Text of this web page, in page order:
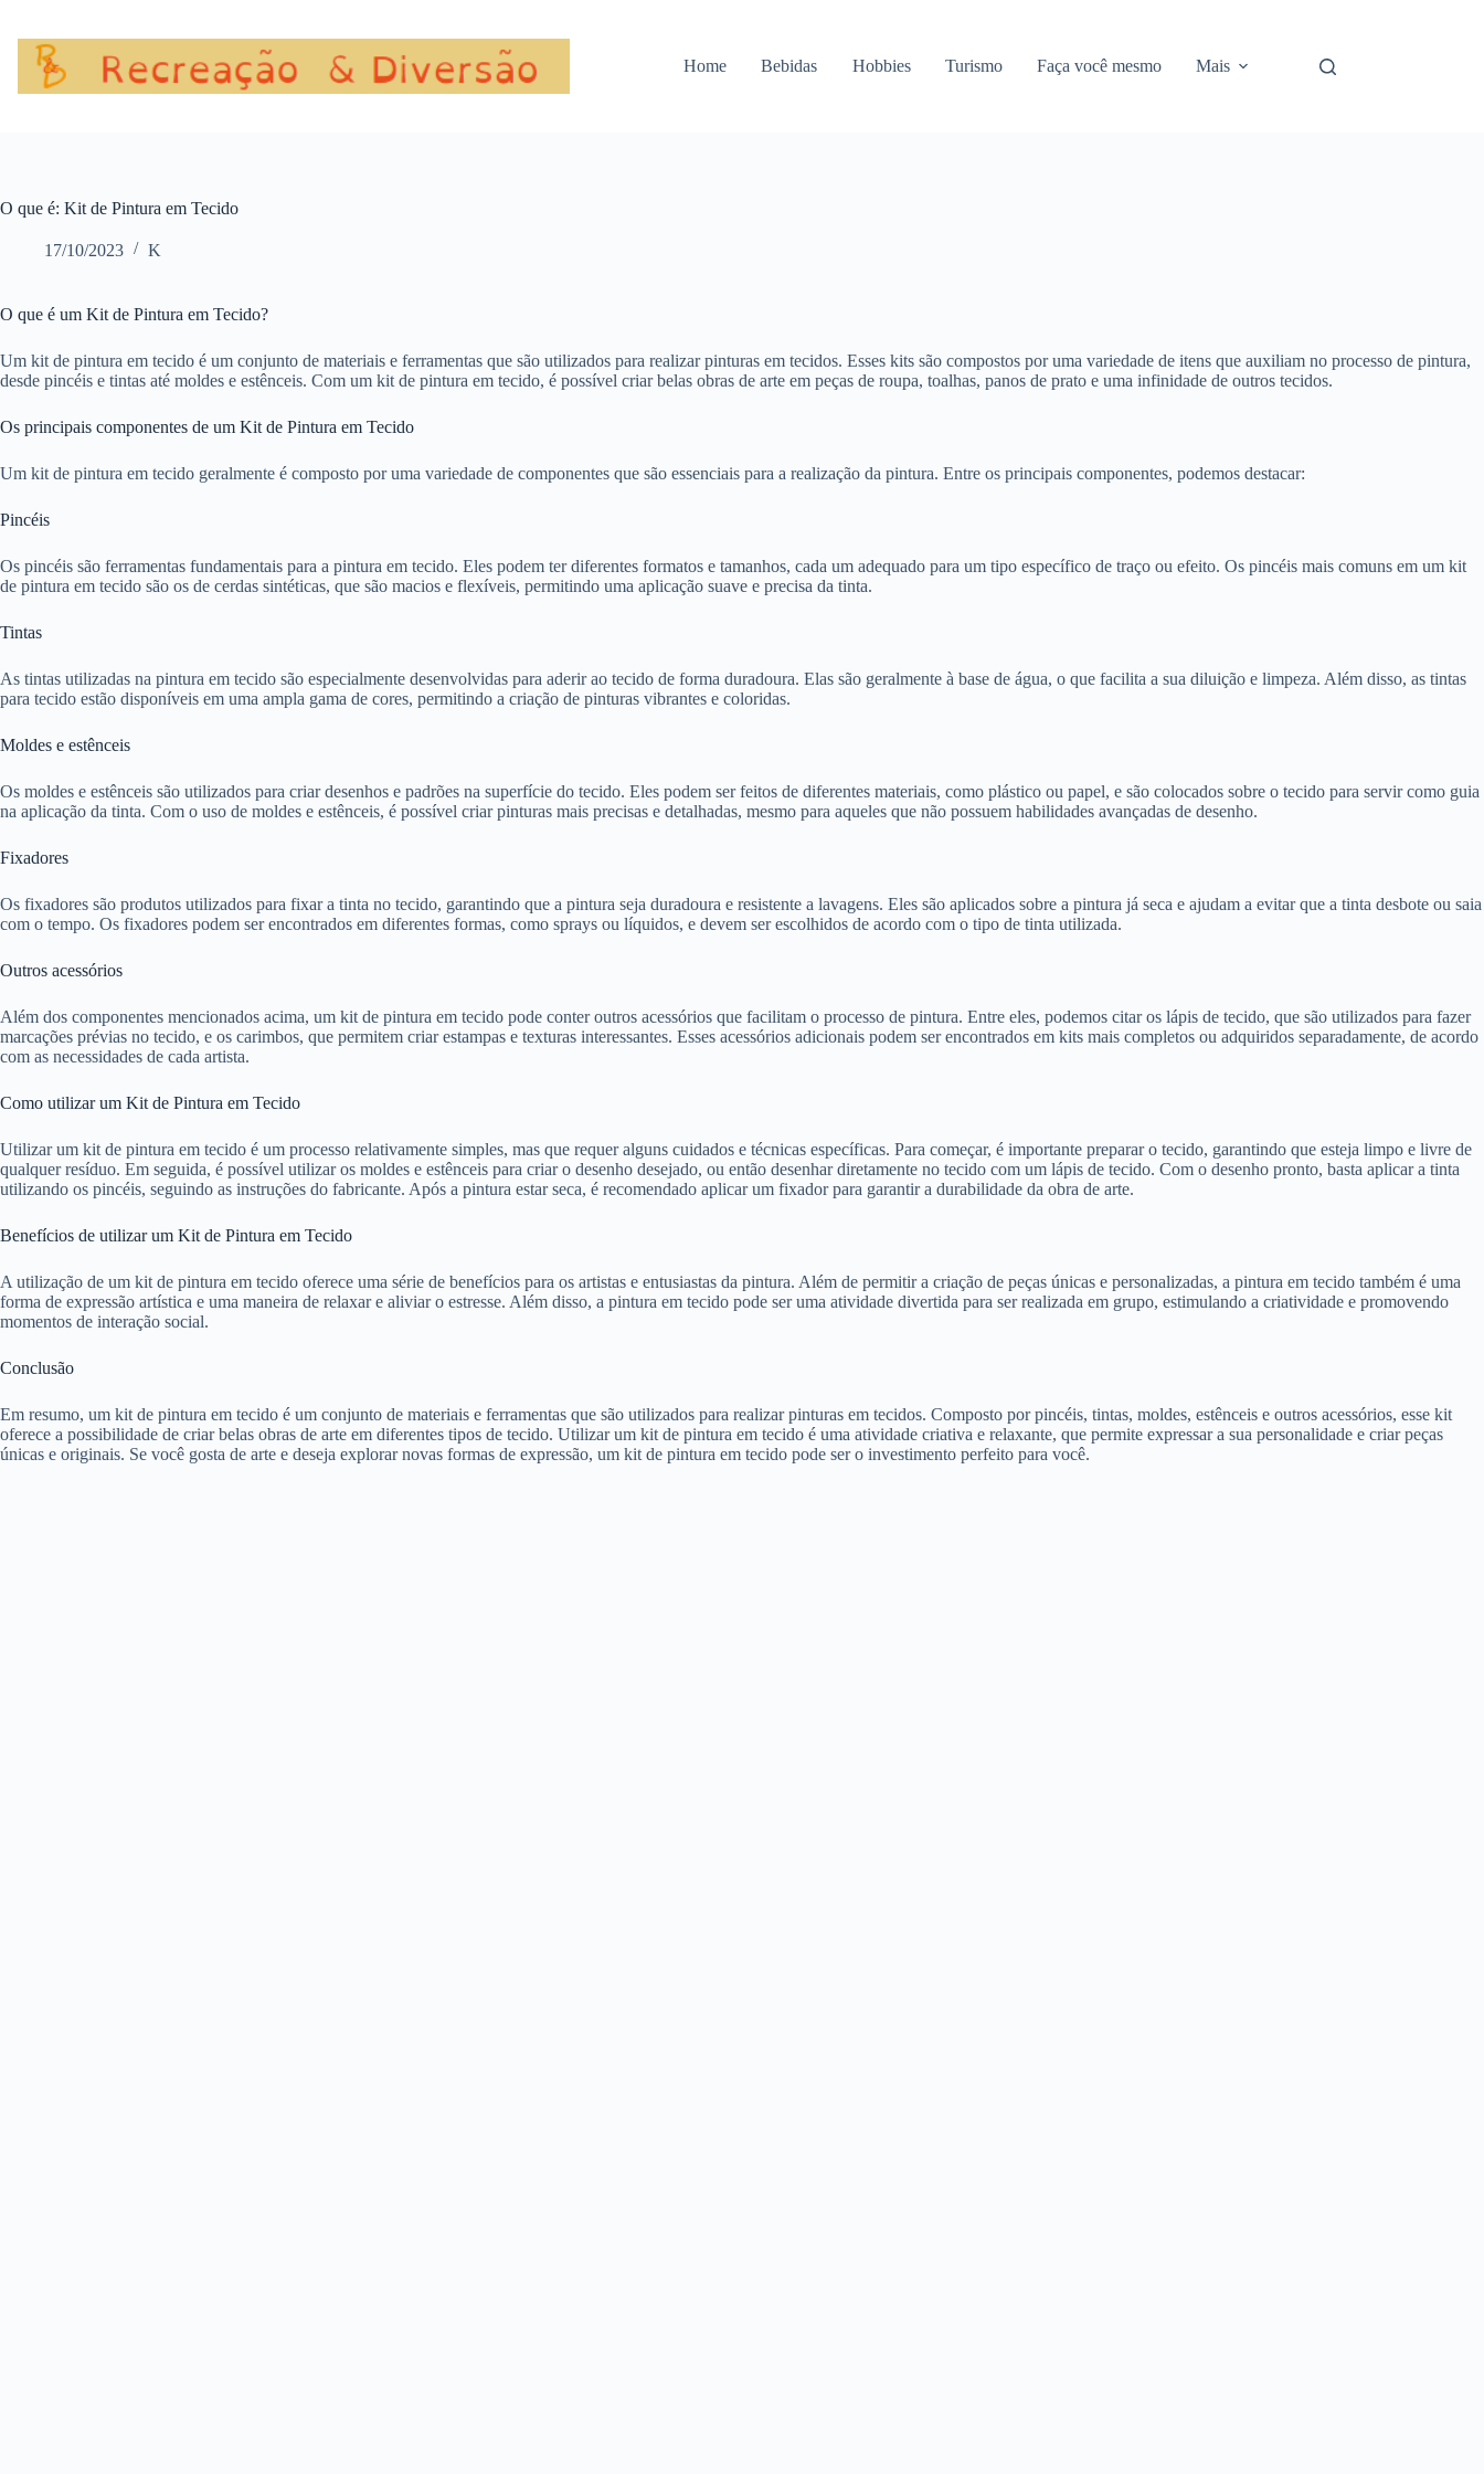
conteúdo
Home Bebidas Hobbies Turismo Faça você mesmo Mais
O que é: Kit de Pintura em Tecido
17/10/2023 K
O que é um Kit de Pintura em Tecido?
Um kit de pintura em tecido é um conjunto de materiais e ferramentas que são utilizados para realizar pinturas em tecidos. Esses kits são compostos por uma variedade de itens que auxiliam no processo de pintura,
desde pincéis e tintas até moldes e estênceis. Com um kit de pintura em tecido, é possível criar belas obras de arte em peças de roupa, toalhas, panos de prato e uma infinidade de outros tecidos.
Os principais componentes de um Kit de Pintura em Tecido
Um kit de pintura em tecido geralmente é composto por uma variedade de componentes que são essenciais para a realização da pintura. Entre os principais componentes, podemos destacar:
Pincéis
Os pincéis são ferramentas fundamentais para a pintura em tecido. Eles podem ter diferentes formatos e tamanhos, cada um adequado para um tipo específico de traço ou efeito. Os pincéis mais comuns em um kit
de pintura em tecido são os de cerdas sintéticas, que são macios e flexíveis, permitindo uma aplicação suave e precisa da tinta.
Tintas
As tintas utilizadas na pintura em tecido são especialmente desenvolvidas para aderir ao tecido de forma duradoura. Elas são geralmente à base de água, o que facilita a sua diluição e limpeza. Além disso, as tintas
para tecido estão disponíveis em uma ampla gama de cores, permitindo a criação de pinturas vibrantes e coloridas.
Moldes e estênceis
Os moldes e estênceis são utilizados para criar desenhos e padrões na superfície do tecido. Eles podem ser feitos de diferentes materiais, como plástico ou papel, e são colocados sobre o tecido para servir como guia
na aplicação da tinta. Com o uso de moldes e estênceis, é possível criar pinturas mais precisas e detalhadas, mesmo para aqueles que não possuem habilidades avançadas de desenho.
Fixadores
Os fixadores são produtos utilizados para fixar a tinta no tecido, garantindo que a pintura seja duradoura e resistente a lavagens. Eles são aplicados sobre a pintura já seca e ajudam a evitar que a tinta desbote ou saia
com o tempo. Os fixadores podem ser encontrados em diferentes formas, como sprays ou líquidos, e devem ser escolhidos de acordo com o tipo de tinta utilizada.
Outros acessórios
Além dos componentes mencionados acima, um kit de pintura em tecido pode conter outros acessórios que facilitam o processo de pintura. Entre eles, podemos citar os lápis de tecido, que são utilizados para fazer
marcações prévias no tecido, e os carimbos, que permitem criar estampas e texturas interessantes. Esses acessórios adicionais podem ser encontrados em kits mais completos ou adquiridos separadamente, de acordo
com as necessidades de cada artista.
Como utilizar um Kit de Pintura em Tecido
Utilizar um kit de pintura em tecido é um processo relativamente simples, mas que requer alguns cuidados e técnicas específicas. Para começar, é importante preparar o tecido, garantindo que esteja limpo e livre de
qualquer resíduo. Em seguida, é possível utilizar os moldes e estênceis para criar o desenho desejado, ou então desenhar diretamente no tecido com um lápis de tecido. Com o desenho pronto, basta aplicar a tinta
utilizando os pincéis, seguindo as instruções do fabricante. Após a pintura estar seca, é recomendado aplicar um fixador para garantir a durabilidade da obra de arte.
Benefícios de utilizar um Kit de Pintura em Tecido
A utilização de um kit de pintura em tecido oferece uma série de benefícios para os artistas e entusiastas da pintura. Além de permitir a criação de peças únicas e personalizadas, a pintura em tecido também é uma
forma de expressão artística e uma maneira de relaxar e aliviar o estresse. Além disso, a pintura em tecido pode ser uma atividade divertida para ser realizada em grupo, estimulando a criatividade e promovendo
momentos de interação social.
Conclusão
Em resumo, um kit de pintura em tecido é um conjunto de materiais e ferramentas que são utilizados para realizar pinturas em tecidos. Composto por pincéis, tintas, moldes, estênceis e outros acessórios, esse kit
oferece a possibilidade de criar belas obras de arte em diferentes tipos de tecido. Utilizar um kit de pintura em tecido é uma atividade criativa e relaxante, que permite expressar a sua personalidade e criar peças
únicas e originais. Se você gosta de arte e deseja explorar novas formas de expressão, um kit de pintura em tecido pode ser o investimento perfeito para você.